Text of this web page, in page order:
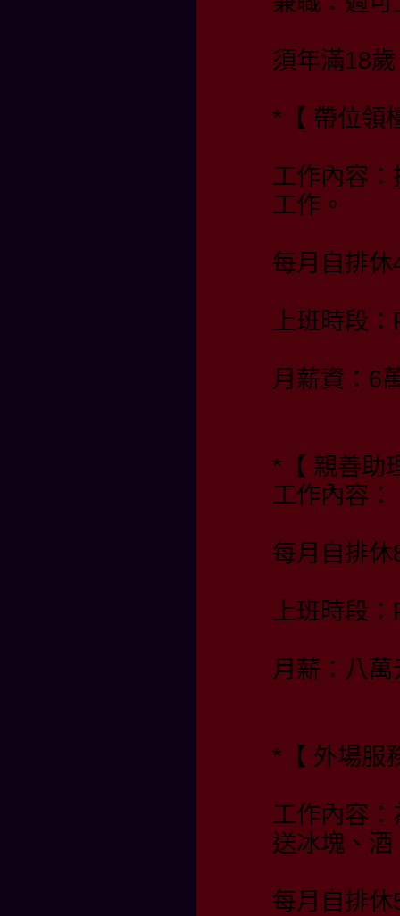
須年滿18歲
*【 帶位領
工作內容
工作。
每月自排休
上班時段
月薪資：6
*【 親善助
工作內容
每月自排休
上班時段
月薪：八萬
*【 外場服
工作內容
送冰塊、
每月自排休